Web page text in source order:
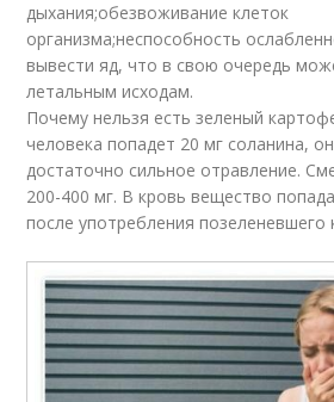
дыхания;обезвоживание клеток
организма;неспособность
вывести яд, что в свою очередь
летальным исходам.
Почему нельзя есть зеленый
человека попадет 20 мг соланина,
достаточно сильное отравление.
200-400 мг. В кровь вещество
после употребления позеленевшего